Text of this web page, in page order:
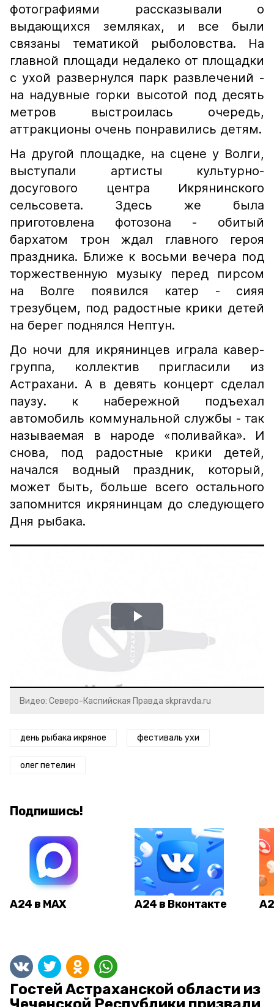
фотографиями рассказывали о
выдающихся земляках, и все были
связаны тематикой рыболовства. На
главной площади недалеко от площадки
с ухой развернулся парк развлечений -
на надувные горки высотой под десять
метров выстроилась очередь,
аттракционы очень понравились детям.
На другой площадке, на сцене у Волги,
выступали артисты культурно-
досугового центра Икрянинского
сельсовета. Здесь же была
приготовлена фотозона - обитый
бархатом трон ждал главного героя
праздника. Ближе к восьми вечера под
торжественную музыку перед пирсом
на Волге появился катер - сияя
трезубцем, под радостные крики детей
на берег поднялся Нептун.
До ночи для икрянинцев играла кавер-
группа, коллектив пригласили из
Астрахани. А в девять концерт сделал
паузу. к набережной подъехал
автомобиль коммунальной службы - так
называемая в народе «поливайка». И
снова, под радостные крики детей,
начался водный праздник, который,
может быть, больше всего остального
запомнится икрянинцам до следующего
Дня рыбака.
Play
Video
Видео: Северо-Каспийская Правда skpravda.ru
день рыбака икряное фестиваль ухи
олег петелин
Подпишись!
А24 в MAX А24 в Вконтакте
Гостей Астраханской области из